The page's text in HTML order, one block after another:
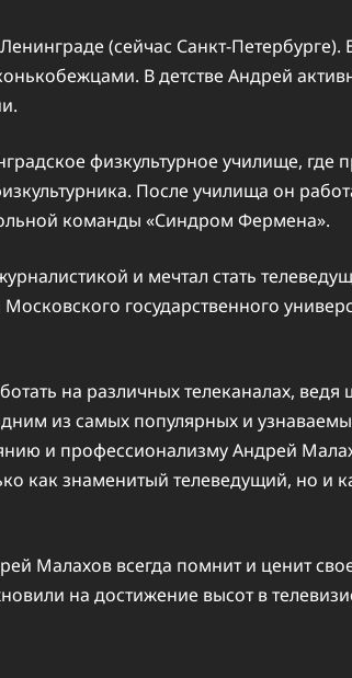
(сейчас Санкт-Петербурге).
В детстве Андрей
физкультурное училище, где
После училища он
команды «Синдром Фермена».
и мечтал стать
государственного
на различных телеканалах, ведя
из самых популярных и
и профессионализму Андрей
как знаменитый телеведущий, но и
Малахов всегда помнит и ценит
на достижение высот в